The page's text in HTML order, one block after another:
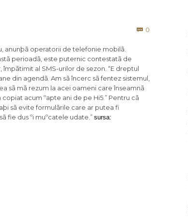
 0
anunþã operatorii de telefonie mobilã.
perioadã, este puternic contestatã de
al SMS-urilor de sezon. “E dreptul
din agendã. Am sã încerc sã fentez sistemul,
sã mã rezum la acei oameni care înseamnã
acum ºapte ani de pe Hi5.” Pentru cã
sã evite formulãrile care ar putea fi
fie dus ºi muºcatele udate.” sursa: